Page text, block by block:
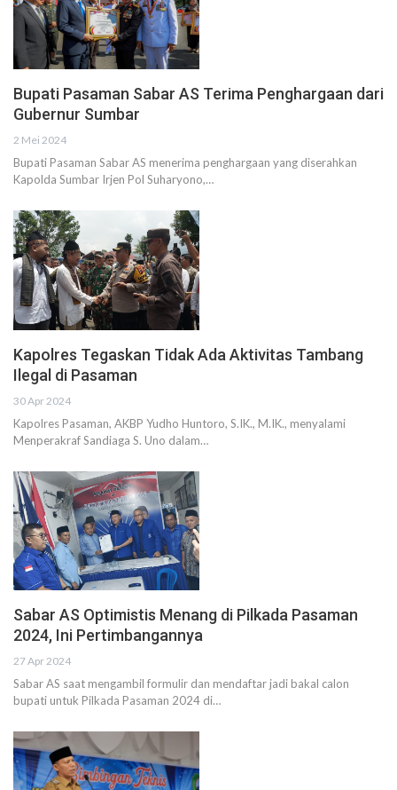
Bupati Pasaman Sabar AS Terima Penghargaan dari
Gubernur Sumbar
2 Mei 2024
Bupati Pasaman Sabar AS menerima penghargaan yang diserahkan
Kapolda Sumbar Irjen Pol Suharyono,…
Kapolres Tegaskan Tidak Ada Aktivitas Tambang
Ilegal di Pasaman
30 Apr 2024
Kapolres Pasaman, AKBP Yudho Huntoro, S.IK., M.IK., menyalami
Menperakraf Sandiaga S. Uno dalam…
Sabar AS Optimistis Menang di Pilkada Pasaman
2024, Ini Pertimbangannya
27 Apr 2024
Sabar AS saat mengambil formulir dan mendaftar jadi bakal calon
bupati untuk Pilkada Pasaman 2024 di…